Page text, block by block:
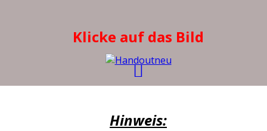
Klicke auf das Bild
Hinweis: